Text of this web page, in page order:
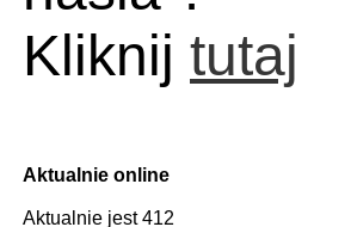
Kliknij tutaj
Aktualnie online
Aktualnie jest 412